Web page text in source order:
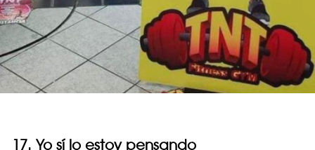
17. Yo sí lo estoy pensando